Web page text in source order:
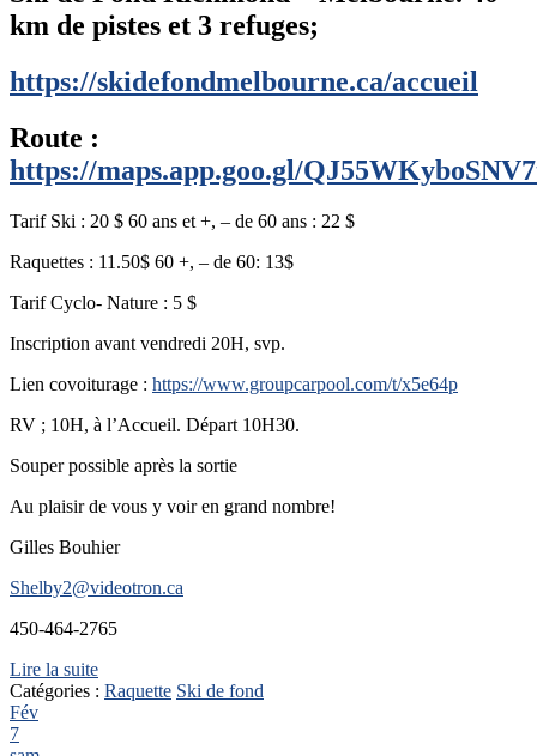
km de pistes et 3 refuges;
https://skidefondmelbourne.ca/accueil
Route :
https://maps.app.goo.gl/
Tarif Ski : 20 $ 60 ans et +, – de 60 ans : 22 $
Raquettes : 11.50$ 60 +, – de 60: 13$
Tarif Cyclo- Nature : 5 $
Inscription avant vendredi 20H, svp.
Lien covoiturage : https://www.groupcarpool.com/t/x5e64p
RV ; 10H, à l’Accueil. Départ 10H30.
Souper possible après la sortie
Au plaisir de vous y voir en grand nombre!
Gilles Bouhier
Shelby2@videotron.ca
450-464-2765
Lire la suite
Catégories : Raquette Ski de fond
Fév
7